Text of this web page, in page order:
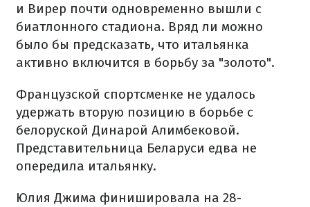
и Вирер почти одновременно вышли с
биатлонного стадиона. Вряд ли можно
было бы предсказать, что итальянка
активно включится в борьбу за "золото".
Французской спортсменке не удалось
удержать вторую позицию в борьбе с
белоруской Динарой Алимбековой.
Представительница Беларуси едва не
опередила итальянку.
Юлия Джима финишировала на 28-